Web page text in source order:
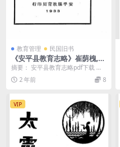
教育管理 民国旧书
《安平县教育志略》崔荫槐,马
书年合撰-安平县教育局-民国
二十二年[1933]-pdf古籍下载
摘要： 安平县教育志略pdf下载 截
图： 服务说明： （1）、加入VIP会
员，全...
2 年前 8
VIP